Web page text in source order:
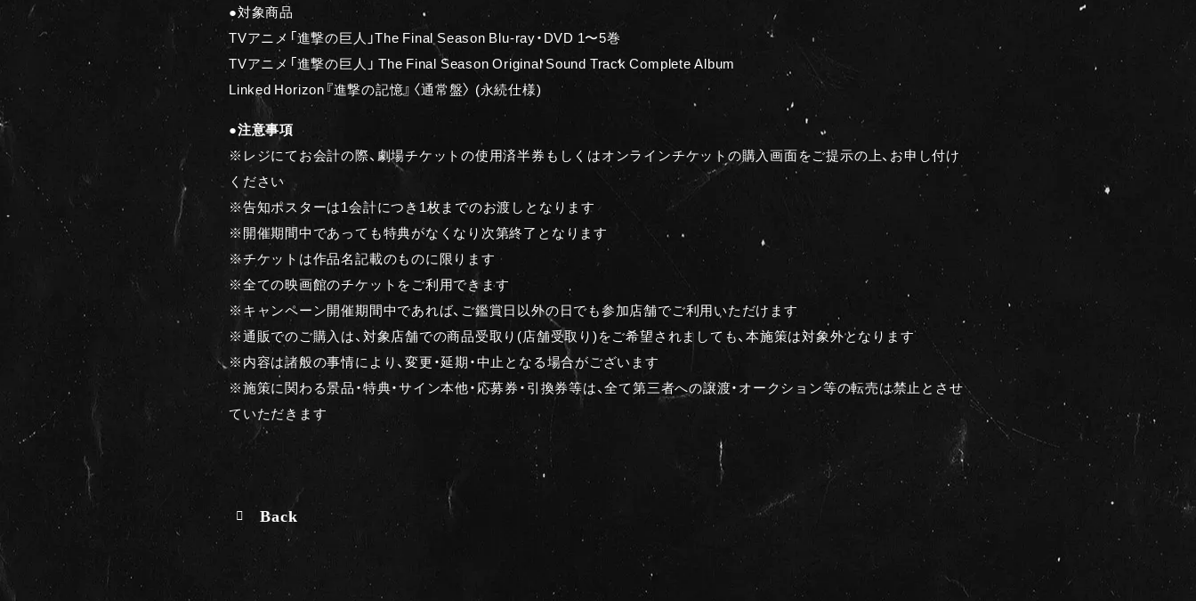
●対象商品
TVアニメ「進撃の巨人」The Final Season Blu-ray・DVD 1〜5巻
TVアニメ「進撃の巨人」 The Final Season Original Sound Track Complete Album
Linked Horizon『進撃の記憶』〈通常盤〉 (永続仕様)
●注意事項
※レジにてお会計の際、劇場チケットの使用済半券もしくはオンラインチケットの購入画面をご提示の上、お申し付け
ください
※告知ポスターは1会計につき1枚までのお渡しとなります
※開催期間中であっても特典がなくなり次第終了となります
※チケットは作品名記載のものに限ります
※全ての映画館のチケットをご利用できます
※キャンペーン開催期間中であれば、ご鑑賞日以外の日でも参加店舗でご利用いただけます
※通販でのご購入は、対象店舗での商品受取り(店舗受取り)をご希望されましても、本施策は対象外となります
※内容は諸般の事情により、変更・延期・中止となる場合がございます
※施策に関わる景品・特典・サイン本他・応募券・引換券等は、全て第三者への譲渡・オークション等の転売は禁止とさせ
ていただきます
Back